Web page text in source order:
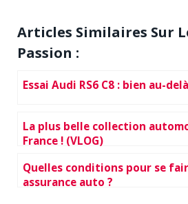
Articles Similaires Sur
Passion :
Essai Audi RS6 C8 : bien au-
La plus belle collection
France ! (VLOG)
Quelles conditions pour se
assurance auto ?